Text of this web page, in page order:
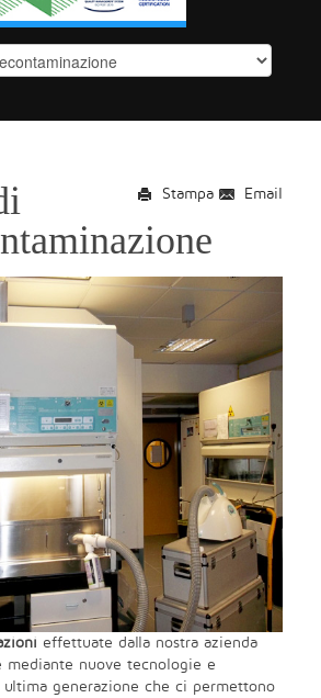
Email
Stampa
effettuate dalla nostra azienda
mediante nuove tecnologie e
ultima generazione che ci permettono